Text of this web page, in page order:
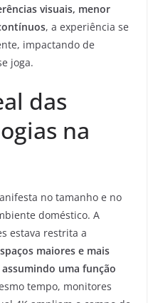
visuais, menor
, a experiência se
impactando de
joga.
das
na
no tamanho e no
doméstico. A
estava restrita a
maiores e mais
uma função
tempo, monitores